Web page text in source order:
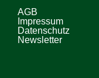
AGB
Impressum
Datenschutz
Newsletter